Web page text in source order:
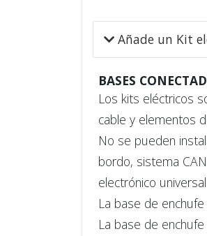
Añade un Kit
BASES
Los kits eléctricos
cable y elementos
No se pueden
bordo, sistema
electrónico
La base de
La base de